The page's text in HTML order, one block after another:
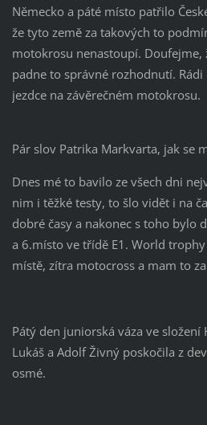
Německo a páté místo patřilo
že tyto země za takových to
motokrosu nenastoupí. Doufejme,
padne to správné rozhodnutí.
jezdce na závěrečném motokrosu.
Pár slov Patrika Markvarta, jak se
Dnes mé to bavilo ze všech dni
nim i těžké testy, to šlo vidět i na
dobré časy a nakonec s toho bylo
a 6.místo ve třídě E1. World
místě, zítra motocross a mam to
Pátý den juniorská váza ve složení
Lukáš a Adolf Živný poskočila z
osmé.